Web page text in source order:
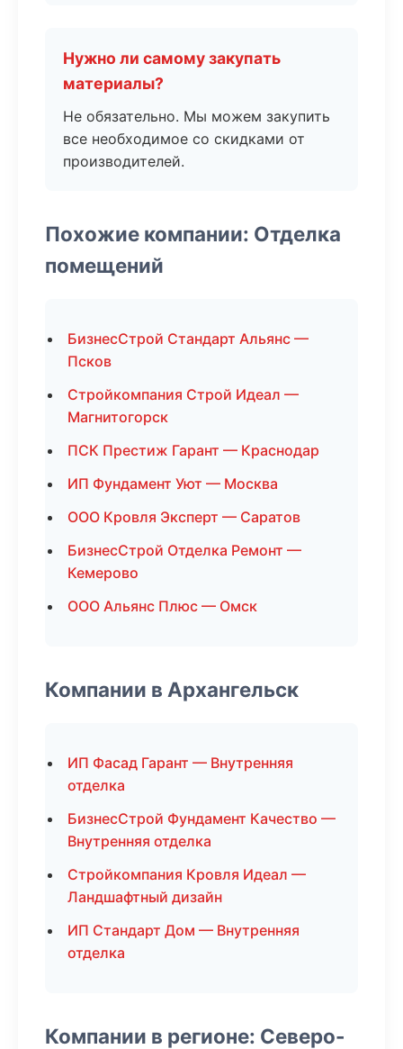
Нужно ли самому закупать
материалы?
Не обязательно. Мы можем закупить
все необходимое со скидками от
производителей.
Похожие компании: Отделка
помещений
БизнесСтрой Стандарт Альянс —
Псков
Стройкомпания Строй Идеал —
Магнитогорск
ПСК Престиж Гарант — Краснодар
ИП Фундамент Уют — Москва
ООО Кровля Эксперт — Саратов
БизнесСтрой Отделка Ремонт —
Кемерово
ООО Альянс Плюс — Омск
Компании в Архангельск
ИП Фасад Гарант — Внутренняя
отделка
БизнесСтрой Фундамент Качество —
Внутренняя отделка
Стройкомпания Кровля Идеал —
Ландшафтный дизайн
ИП Стандарт Дом — Внутренняя
отделка
Компании в регионе: Северо-